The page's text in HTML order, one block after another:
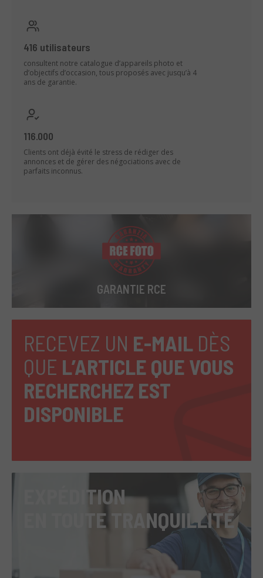
416 utilisateurs
consultent notre catalogue d’appareils photo et
d’objectifs d’occasion, tous proposés avec jusqu’à 4
ans de garantie.
116.000
Clients ont déjà évité le stress de rédiger des
annonces et de gérer des négociations avec de
parfaits inconnus.
GARANTIE RCE
RECEVEZ UN E-MAIL DÈS
QUE L’ARTICLE QUE VOUS
RECHERCHEZ EST
DISPONIBLE
EXPÉDITION
EN TOUTE TRANQUILLITÉ